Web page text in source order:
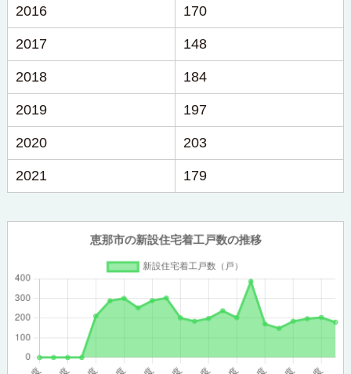
2016 170
2017 148
2018 184
2019 197
2020 203
2021 179